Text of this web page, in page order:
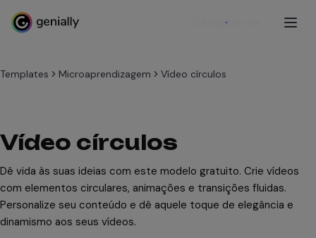
Cadastre-se
Templates Microaprendizagem Vídeo círculos
Vídeo círculos
Dê vida às suas ideias com este modelo gratuito. Crie vídeos
com elementos circulares, animações e transições fluidas.
Personalize seu conteúdo e dê aquele toque de elegância e
dinamismo aos seus vídeos.